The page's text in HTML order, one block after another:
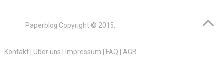
Paperblog Copyright © 2015.
Kontakt| Über uns Impressum FAQ AGB